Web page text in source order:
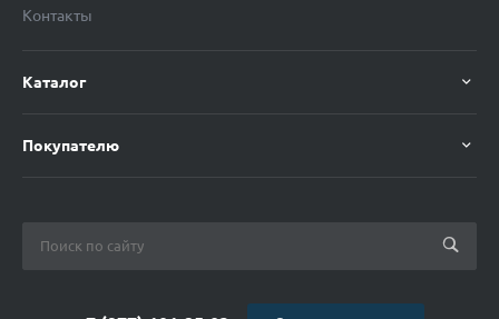
Контакты
Каталог
Покупателю